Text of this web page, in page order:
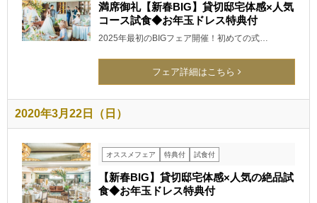
満席御礼【新春BIG】貸切邸宅体感×人気
コース試食◆お年玉ドレス特典付
2025年最初のBIGフェア開催！初めての式…
フェア詳細はこちら
2020年3月22日（日）
オススメフェア 特典付 試食付
【新春BIG】貸切邸宅体感×人気の絶品試
食◆お年玉ドレス特典付